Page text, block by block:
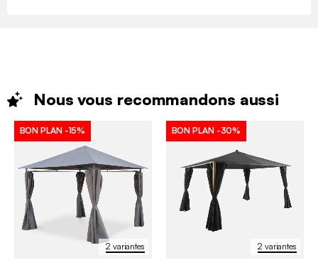
Nous vous recommandons aussi
2 variantes
BON PLAN -15%
2 variantes
BON PLAN -30%